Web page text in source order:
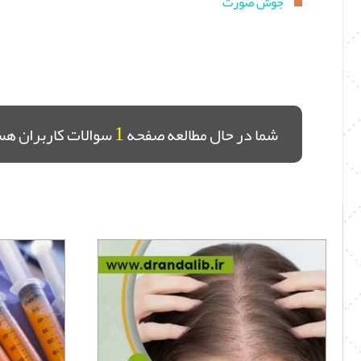
شما در حال مطالعه صفحه1سوالات کاربران